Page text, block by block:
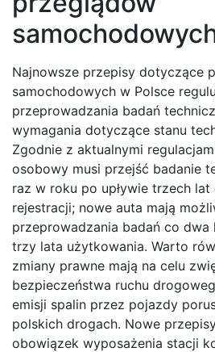
Najnowsze przepisy dotyczące
samochodowych w Polsce
przeprowadzania badań
wymagania dotyczące stanu
Zgodnie z aktualnymi
osobowy musi przejść badanie
raz w roku po upływie trzech
rejestracji; nowe auta mają
przeprowadzania badań co
trzy lata użytkowania. Warto
zmiany prawne mają na celu
bezpieczeństwa ruchu
emisji spalin przez pojazdy
polskich drogach. Nowe
obowiązek wyposażenia stacji